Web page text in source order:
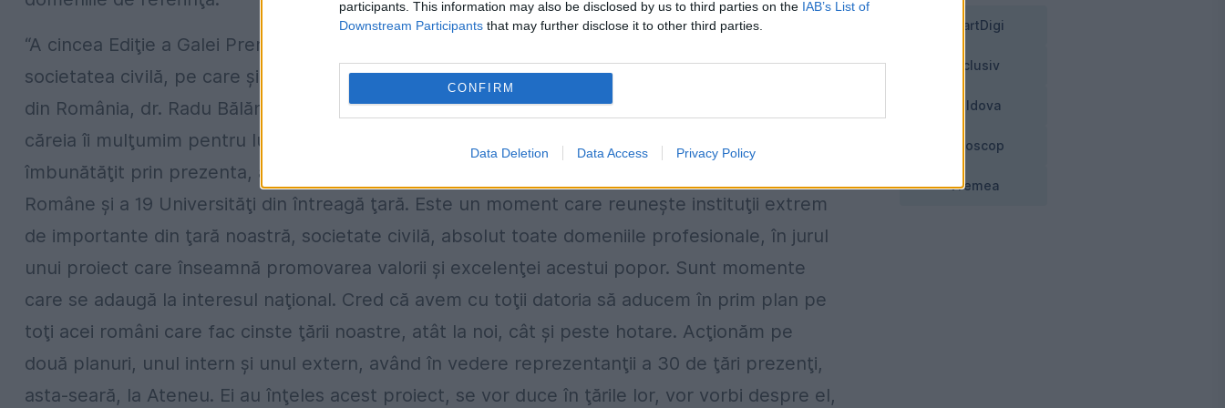
participants. This information may also be disclosed by us to third parties on the IAB’s List of
Downstream Participants that may further disclose it to other third parties.
CONFIRM
Data Deletion Data Access Privacy Policy
“A cincea Ediţie a Galei Premiilor Marii Loji a devenit deja un moment de referinţă pentru
societatea civilă, pe care şi noi o reprezentăm, a spus Marele Maestru al Marii Loji Naţionale
din România, dr. Radu Bălănescu. Un moment pregătit în parteneriat cu Academia Română,
căreia îi mulţumim pentru lucrurile extraordinare făcute pentru această ţară. Un parteneriat
îmbunătăţit prin prezenta, alături de noi, a Ministerului Educaţiei şi Cercetării, a Televiziunii
Române şi a 19 Universităţi din întreagă ţară. Este un moment care reuneşte instituţii extrem
de importante din ţară noastră, societate civilă, absolut toate domeniile profesionale, în jurul
unui proiect care înseamnă promovarea valorii şi excelenţei acestui popor. Sunt momente
care se adaugă la interesul naţional. Cred că avem cu toţii datoria să aducem în prim plan pe
toţi acei români care fac cinste ţării noastre, atât la noi, cât şi peste hotare. Acţionăm pe
două planuri, unul intern şi unul extern, având în vedere reprezentanţii a 30 de ţări prezenţi,
asta-seară, la Ateneu. Ei au înţeles acest proiect, se vor duce în ţările lor, vor vorbi despre el,
SmartDigi
Exclusiv
Moldova
Horoscop
Vremea